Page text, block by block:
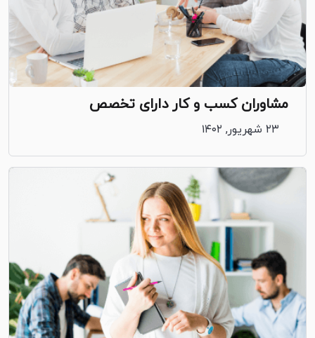
مشاوران کسب و کار دارای تخصص
۲۳ شهریور, ۱۴۰۲